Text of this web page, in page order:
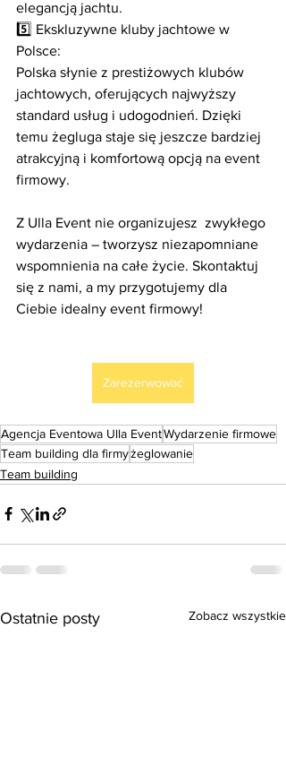
elegancją jachtu.
5️⃣ Ekskluzywne kluby jachtowe w
Polsce:
Polska słynie z prestiżowych klubów
jachtowych, oferujących najwyższy
standard usług i udogodnień. Dzięki
temu żegluga staje się jeszcze bardziej
atrakcyjną i komfortową opcją na event
firmowy.
Z Ulla Event nie organizujesz  zwykłego
wydarzenia – tworzysz niezapomniane
wspomnienia na całe życie. Skontaktuj
się z nami, a my przygotujemy dla
Ciebie idealny event firmowy!
Zarezerwować
Agencja Eventowa Ulla EventWydarzenie firmowe
Team building dla firmyżeglowanie
Team building
Ostatnie posty Zobacz wszystkie